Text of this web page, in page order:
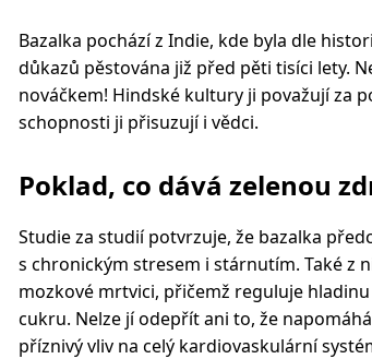
Bazalka pochází z Indie, kde byla dle
důkazů pěstována již před pěti tisíci lety.
nováčkem! Hindské kultury ji považují za
schopnosti ji přisuzují i vědci.
Poklad, co dává zelenou
Studie za studií potvrzuje, že bazalka
s chronickým stresem i stárnutím. Také z
mozkové mrtvici, přičemž reguluje
cukru. Nelze jí odepřít ani to, že
příznivý vliv na celý kardiovaskulární